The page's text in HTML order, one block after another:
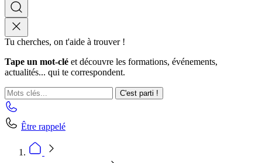
Tu cherches, on t'aide à trouver !
Tape un mot-clé et découvre les formations, événements,
actualités... qui te correspondent.
C'est parti !
Être rappelé